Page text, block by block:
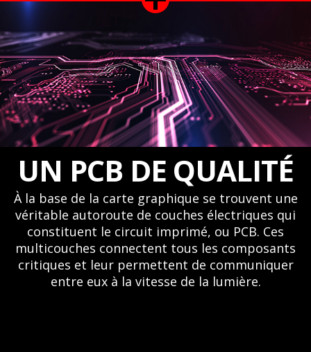
UN PCB DE QUALITÉ
À la base de la carte graphique se trouvent une
véritable autoroute de couches électriques qui
constituent le circuit imprimé, ou PCB. Ces
multicouches connectent tous les composants
critiques et leur permettent de communiquer
entre eux à la vitesse de la lumière.